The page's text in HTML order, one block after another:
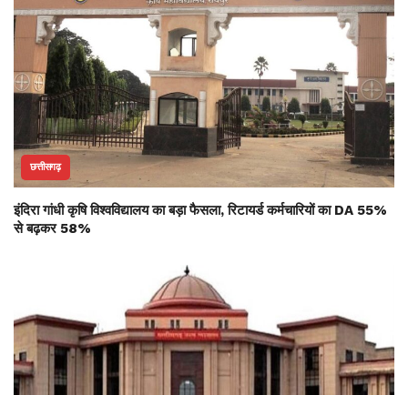
छत्तीसगढ़
इंदिरा गांधी कृषि विश्वविद्यालय का बड़ा फैसला, रिटायर्ड कर्मचारियों का DA 55%
से बढ़कर 58%